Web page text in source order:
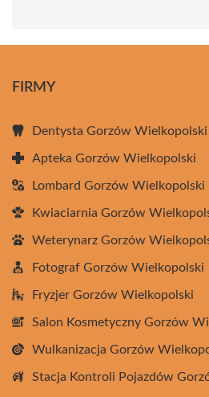
FIRMY
Dentysta Gorzów Wielkopolski
Apteka Gorzów Wielkopolski
Lombard Gorzów Wielkopolski
Kwiaciarnia Gorzów
Weterynarz Gorzów
Fotograf Gorzów Wielkopolski
Fryzjer Gorzów Wielkopolski
Salon Kosmetyczny Gorzów
Wulkanizacja Gorzów
Stacja Kontroli Pojazdów